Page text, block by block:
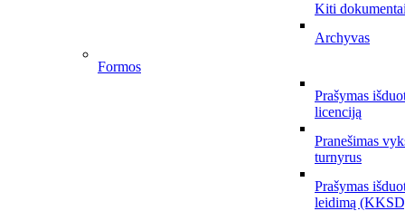
Kiti
Archyvas
Formos
Prašymas
licenciją
Pranešimas
turnyrus
Prašymas
leidimą